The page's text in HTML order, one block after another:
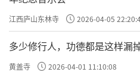
江西庐山东林寺 2026-04-05
多少修行人，功德都是这样漏
黄盖寺 2026-04-01 11:10:08